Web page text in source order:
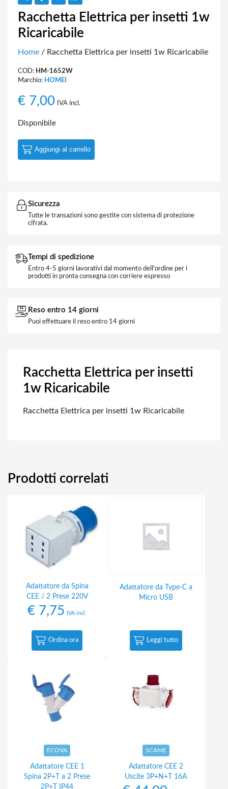
Racchetta Elettrica per insetti 1w
Ricaricabile
Home / Racchetta Elettrica per insetti 1w Ricaricabile
COD: HM-1652W
Marchio: HOMEI
€ 7,00 IVA incl.
Disponibile
Aggiungi al carrello
Sicurezza
Tutte le transazioni sono gestite con sistema di protezione
cifrata.
Tempi di spedizione
Entro 4-5 giorni lavorativi dal momento dell'ordine per i
prodotti in pronta consegna con corriere espresso
Reso entro 14 giorni
Puoi effettuare il reso entro 14 giorni
Racchetta Elettrica per insetti
1w Ricaricabile
Racchetta Elettrica per insetti 1w Ricaricabile
Prodotti correlati
Adattatore da Spina
CEE / 2 Prese 220V
€ 7,75 IVA incl.
Ordina ora
Adattatore da Type-C a
Micro USB
Leggi tutto
ECOVA
Adattatore CEE 1
Spina 2P+T a 2 Prese
2P+T IP44
SCAME
Adattatore CEE 2
Uscite 3P+N+T 16A